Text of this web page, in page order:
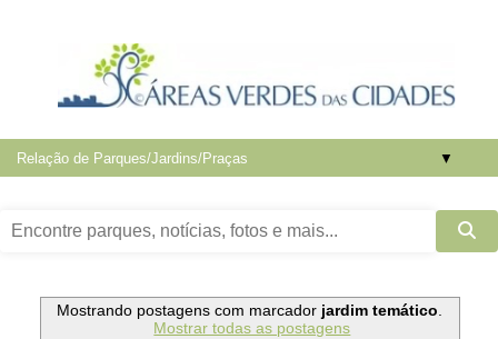
▼
Mostrando postagens com marcador jardim temático.
Mostrar todas as postagens